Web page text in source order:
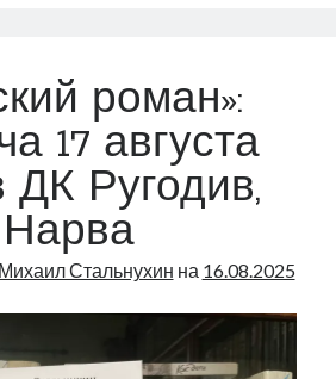
роман»:
17 августа
ДК Ругодив,
Нарва
Михаил Стальнухин на 16.08.2025